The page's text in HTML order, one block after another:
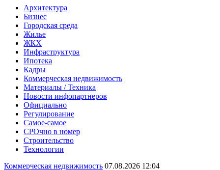
Архитектура
Бизнес
Городская среда
Жилье
ЖКХ
Инфраструктура
Ипотека
Кадры
Коммерческая недвижимость
Материалы / Техника
Новости инфопартнеров
Официально
Регулирование
Самое-самое
СРОчно в номер
Строительство
Технологии
Коммерческая недвижимость 07.08.2026 12:04